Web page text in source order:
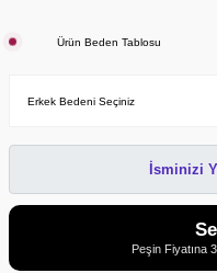
Ürün Beden Tablosu
İsminizi
Peşin Fiyatına